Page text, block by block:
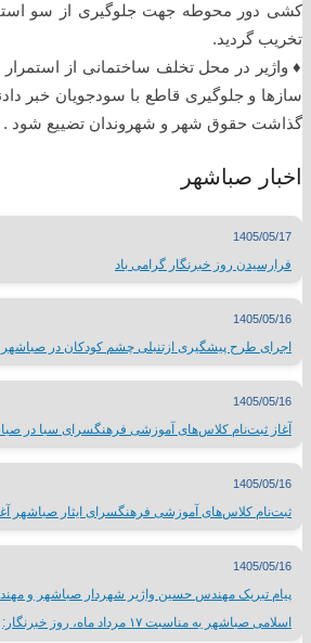
کشی دور محوطه جهت جلوگیری از سو
تخریب گردید.
♦️ واژیر در محل تخلف ساختمانی از
سازها و جلوگیری قاطع با سودجویان خبر
گذاشت حقوق شهر و شهروندان تضییع شود .
اخبار صباشهر
1405/05/17
فرارسیدن روز خبرنگار گرامی باد
1405/05/16
اجرای طرح پیشگیری ازتنبلی چشم کودکان در صباشهر
1405/05/16
آغاز ثبت‌نام کلاس‌های آموزشی فرهنگسرای سبا در
1405/05/16
ثبت‌نام کلاس‌های آموزشی فرهنگسرای ایثار صباشهر
1405/05/16
پیام تبریک مهندس حسین واژیر شهردار صباشهر و
اسلامی صباشهر به مناسبت ۱۷ مرداد ماه، روز خبرنگار: